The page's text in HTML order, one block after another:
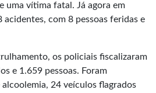
uma vítima fatal. Já agora em
com 8 pessoas feridas e
os policiais fiscalizaram
e 1.659 pessoas. Foram
24 veículos flagrados